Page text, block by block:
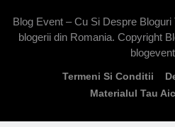
Blog Event – Cu Si Despre
blogerii din Romania. Copyright
Termeni Si Conditii
Materialul Tau